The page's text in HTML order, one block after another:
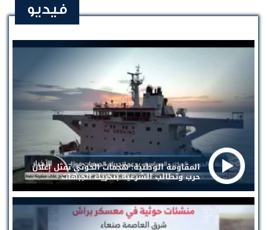
فيديو
المقاومة الوطنية: هجمات الحوثي تمثل إعلان
حرب وتطالب الشرعية بتحريك الجبهات